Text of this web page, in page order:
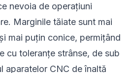
nevoia de operațiuni
Marginile tăiate sunt mai
mai puțin conice, permițând
cu toleranțe strânse, de sub
aparatelor CNC de înaltă